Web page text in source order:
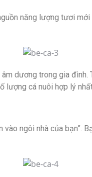
năng lượng tươi
dương trong gia
cá nuôi hợp lý
ngôi nhà của bạn”.